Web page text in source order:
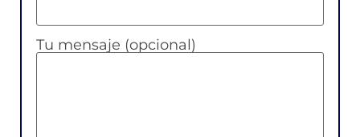
Tu mensaje (opcional)